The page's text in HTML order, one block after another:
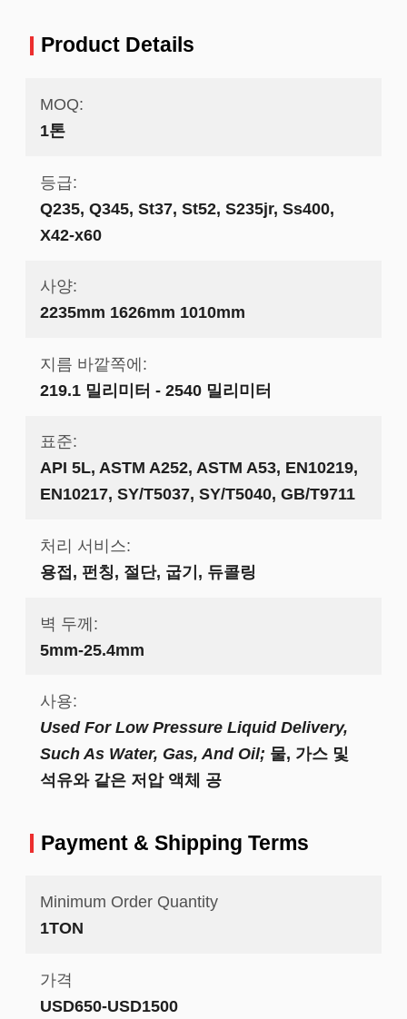
Product Details
MOQ:
1톤
등급:
Q235, Q345, St37, St52, S235jr, Ss400,
X42-x60
사양:
2235mm 1626mm 1010mm
지름 바깥쪽에:
219.1 밀리미터 - 2540 밀리미터
표준:
API 5L, ASTM A252, ASTM A53, EN10219,
EN10217, SY/T5037, SY/T5040, GB/T9711
처리 서비스:
용접, 펀칭, 절단, 굽기, 듀콜링
벽 두께:
5mm-25.4mm
사용:
Used For Low Pressure Liquid Delivery,
Such As Water, Gas, And Oil; 물, 가스 및
석유와 같은 저압 액체 공
Payment & Shipping Terms
Minimum Order Quantity
1TON
가격
USD650-USD1500